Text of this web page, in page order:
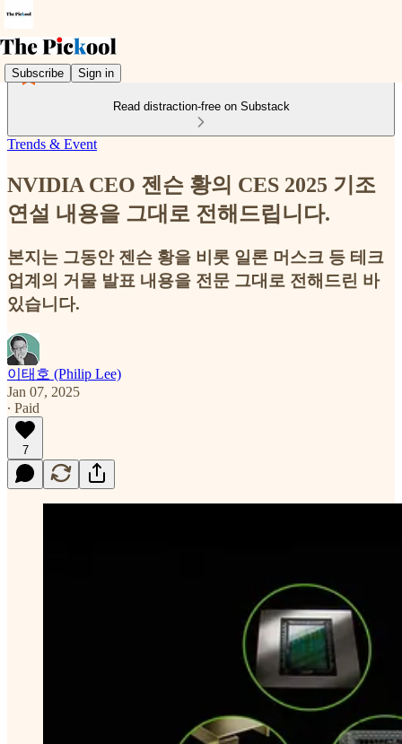
Subscribe Sign in
Read distraction-free on Substack
Trends & Event
NVIDIA CEO 젠슨 황의 CES 2025 기조
연설 내용을 그대로 전해드립니다.
본지는 그동안 젠슨 황을 비롯 일론 머스크 등 테크
업계의 거물 발표 내용을 전문 그대로 전해드린 바
있습니다.
이태호 (Philip Lee)
Jan 07, 2025
∙ Paid
7